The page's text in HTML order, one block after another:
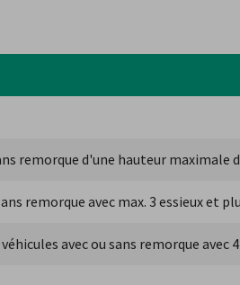
remorque d'une hauteur maximale
remorque avec max. 3 essieux et
avec ou sans remorque avec